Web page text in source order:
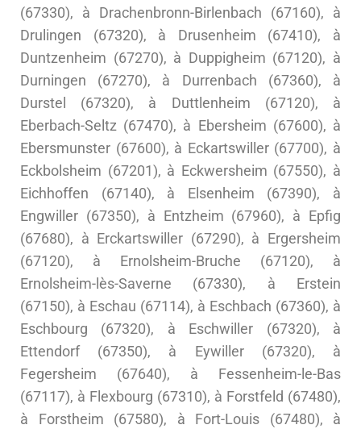
(67330), à Drachenbronn-Birlenbach (67160), à
Drulingen (67320), à Drusenheim (67410), à
Duntzenheim (67270), à Duppigheim (67120), à
Durningen (67270), à Durrenbach (67360), à
Durstel (67320), à Duttlenheim (67120), à
Eberbach-Seltz (67470), à Ebersheim (67600), à
Ebersmunster (67600), à Eckartswiller (67700), à
Eckbolsheim (67201), à Eckwersheim (67550), à
Eichhoffen (67140), à Elsenheim (67390), à
Engwiller (67350), à Entzheim (67960), à Epfig
(67680), à Erckartswiller (67290), à Ergersheim
(67120), à Ernolsheim-Bruche (67120), à
Ernolsheim-lès-Saverne (67330), à Erstein
(67150), à Eschau (67114), à Eschbach (67360), à
Eschbourg (67320), à Eschwiller (67320), à
Ettendorf (67350), à Eywiller (67320), à
Fegersheim (67640), à Fessenheim-le-Bas
(67117), à Flexbourg (67310), à Forstfeld (67480),
à Forstheim (67580), à Fort-Louis (67480), à